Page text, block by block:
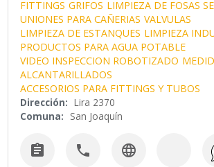
FITTINGS GRIFOS LIMPIEZA DE FOSAS
UNIONES PARA CAÑERIAS VALVULAS
LIMPIEZA DE ESTANQUES LIMPIEZA
PRODUCTOS PARA AGUA POTABLE
VIDEO INSPECCION ROBOTIZADO
ALCANTARILLADOS
ACCESORIOS PARA FITTINGS Y TUBOS
Dirección: Lira 2370
Comuna: San Joaquín
  